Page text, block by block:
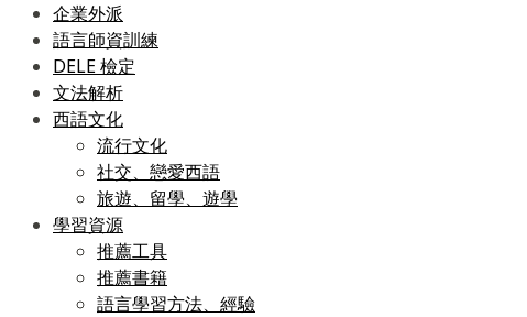
企業外派
語言師資訓練
DELE 檢定
文法解析
西語文化
流行文化
社交、戀愛西語
旅遊、留學、遊學
學習資源
推薦工具
推薦書籍
語言學習方法、經驗